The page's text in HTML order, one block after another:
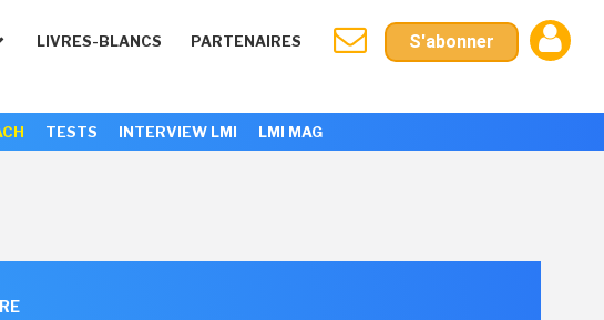
LIVRES-BLANCS PARTENAIRES S'abonner
TESTS INTERVIEW LMI LMI MAG